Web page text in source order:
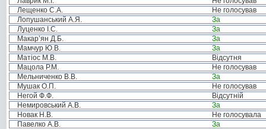
Лещенко С.А.
Не голосував
Лопушанський А.Я.
За
Луценко І.С.
За
Макар’ян Д.Б.
За
Мамчур Ю.В.
За
Матіос М.В.
Відсутня
Мацола Р.М.
Не голосував
Мельниченко В.В.
За
Мушак О.П.
Не голосував
Негой Ф.Ф.
Відсутній
Немировський А.В.
За
Новак Н.В.
Не голосувала
Павелко А.В.
За